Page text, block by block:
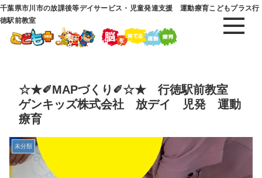
千葉県市川市の放課後等デイサービス・児童発達支援 運動療育こどもプラス行
徳駅前教室
☆★✐MAPづくり✐☆★ 行徳駅前教室
ゲンキッズ株式会社 放デイ 児発 運動
療育
未分類